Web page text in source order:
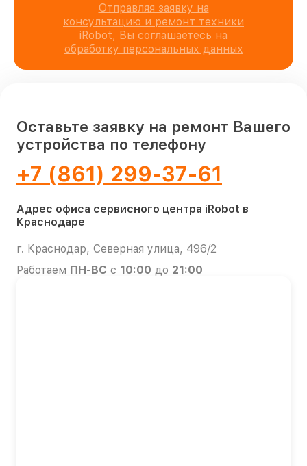
Отправляя заявку на
консультацию и ремонт техники
iRobot, Вы соглашаетесь на
обработку персональных данных
Оставьте заявку на ремонт Вашего
устройства по телефону
+7 (861) 299-37-61
Адрес офиса сервисного центра iRobot в
Краснодаре
г. Краснодар, Северная улица, 496/2
Работаем ПН-ВС с 10:00 до 21:00